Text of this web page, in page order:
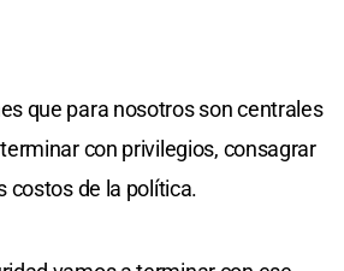
que para nosotros son centrales
con privilegios, consagrar
costos de la política.